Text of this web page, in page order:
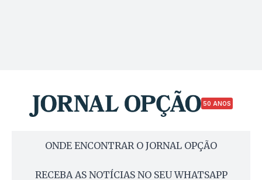
50 ANOS
ONDE ENCONTRAR O JORNAL OPÇÃO
RECEBA AS NOTÍCIAS NO SEU WHATSAPP